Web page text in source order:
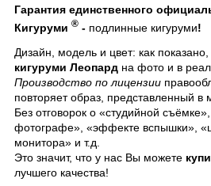
Гарантия единственного
Кигуруми ® - подлинные кигуруми!
Дизайн, модель и цвет: как показано,
кигуруми Леопард на фото и в
Производство по лицензии
повторяет образ, представленный в
Без отговорок о «студийной
фотографе», «эффекте вспышки»,
монитора» и т.д.
Это значит, что у нас Вы можете
лучшего качества!